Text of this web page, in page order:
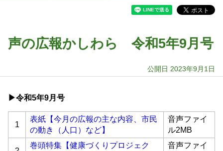
声の広報かしわら 令和5年9月号
公開日 2023年9月1日
▶令和5年9月号
1
表紙【今月の広報の主な内容、市民
の動き（人口）など】
音声ファイ
ル2MB
巻頭特集【健康づくりプロジェク
音声ファイ